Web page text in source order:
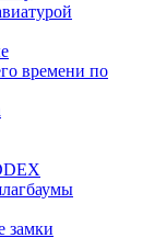
времени по
замки